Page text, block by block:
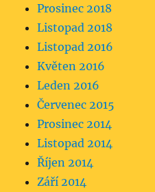
Prosinec 2018
Listopad 2018
Listopad 2016
Květen 2016
Leden 2016
Červenec 2015
Prosinec 2014
Listopad 2014
Říjen 2014
Září 2014